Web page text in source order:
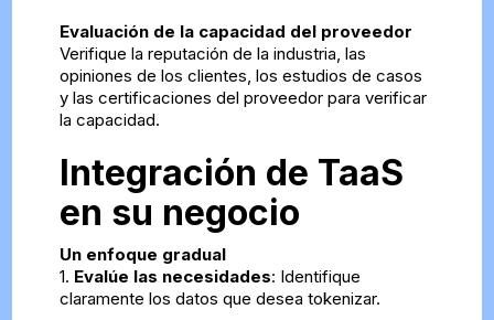
Evaluación de la capacidad del proveedor
Verifique la reputación de la industria, las
opiniones de los clientes, los estudios de casos
y las certificaciones del proveedor para verificar
la capacidad.
Integración de TaaS
en su negocio
Un enfoque gradual
1. Evalúe las necesidades: Identifique
claramente los datos que desea tokenizar.